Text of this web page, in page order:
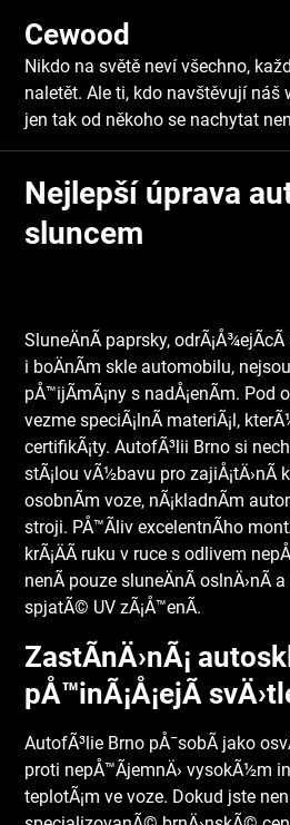
content
Cewood
Nikdo na světě neví všechno,
naletět. Ale ti, kdo navštěvují náš
jen tak od někoho se nachytat
Nejlepší úprava
sluncem
SluneÄnÃ­ paprsky,
i boÄnÃ­m skle automobilu,
pÅ™ijÃ­mÃ¡ny s nadÅ¡enÃ­m. Pod
vezme speciÃ¡lnÃ­ materiÃ¡l,
certifikÃ¡ty. AutofÃ³lii Brno si
stÃ¡lou vÃ½bavu pro zajiÅ¡tÄ›nÃ­
osobnÃ­m voze, nÃ¡kladnÃ­m
stroji. PÅ™Ã­liv excelentnÃ­ho
krÃ¡ÄÃ­ ruku v ruce s odlivem
nenÃ­ pouze sluneÄnÃ­ oslnÄ›nÃ­
spjatÃ© UV zÃ¡Å™enÃ­.
ZastÃ­nÄ›nÃ¡
pÅ™inÃ¡Å¡ejÃ­
AutofÃ³lie Brno pÅ¯sobÃ­ jako
proti nepÅ™Ã­jemnÄ› vysokÃ½m
teplotÃ¡m ve voze. Dokud jste